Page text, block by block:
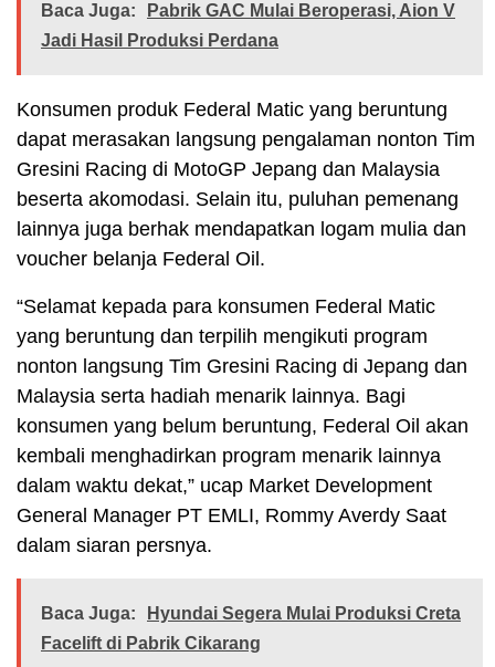
Baca Juga:
Pabrik GAC Mulai Beroperasi, Aion V
Jadi Hasil Produksi Perdana
Konsumen produk Federal Matic yang beruntung
dapat merasakan langsung pengalaman nonton Tim
Gresini Racing di MotoGP Jepang dan Malaysia
beserta akomodasi. Selain itu, puluhan pemenang
lainnya juga berhak mendapatkan logam mulia dan
voucher belanja Federal Oil.
“Selamat kepada para konsumen Federal Matic
yang beruntung dan terpilih mengikuti program
nonton langsung Tim Gresini Racing di Jepang dan
Malaysia serta hadiah menarik lainnya. Bagi
konsumen yang belum beruntung, Federal Oil akan
kembali menghadirkan program menarik lainnya
dalam waktu dekat,” ucap Market Development
General Manager PT EMLI, Rommy Averdy Saat
dalam siaran persnya.
Baca Juga:
Hyundai Segera Mulai Produksi Creta
Facelift di Pabrik Cikarang